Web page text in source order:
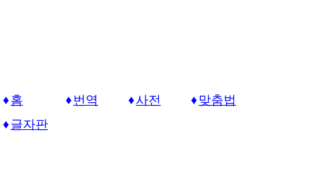
홈 번역 사전
맞춤법
글자판